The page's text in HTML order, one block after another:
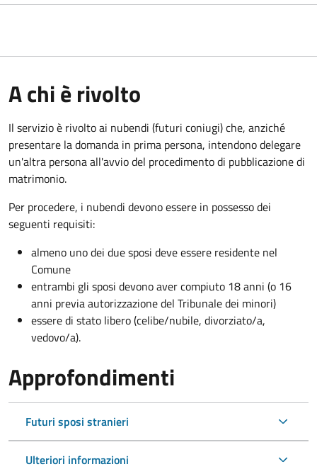
A chi è rivolto
Il servizio è rivolto ai nubendi (futuri coniugi) che, anziché
presentare la domanda in prima persona, intendono delegare
un'altra persona all'avvio del procedimento di pubblicazione di
matrimonio.
Per procedere, i nubendi devono essere in possesso dei
seguenti requisiti:
almeno uno dei due sposi deve essere residente nel
Comune
entrambi gli sposi devono aver compiuto 18 anni (o 16
anni previa autorizzazione del Tribunale dei minori)
essere di stato libero (celibe/nubile, divorziato/a,
vedovo/a).
Approfondimenti
Futuri sposi stranieri
Ulteriori informazioni